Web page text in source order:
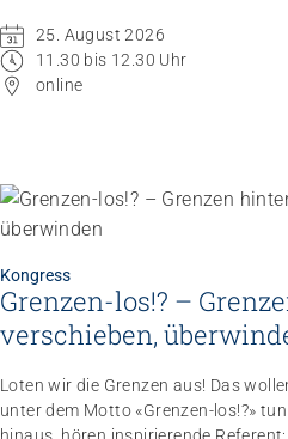
25. August 2026
11.30 bis 12.30 Uhr
online
Kongress
Grenzen-los!? –
verschieben,
Loten wir die Grenzen aus! Das
unter dem Motto «Grenzen-los!?»